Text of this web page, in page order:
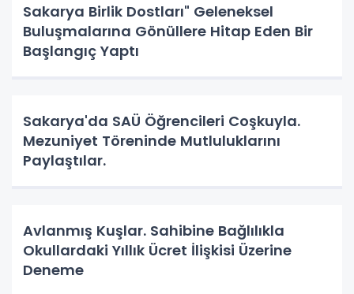
Sakarya Birlik Dostları" Geleneksel
Buluşmalarına Gönüllere Hitap Eden Bir
Başlangıç Yaptı
Sakarya'da SAÜ Öğrencileri Coşkuyla.
Mezuniyet Töreninde Mutluluklarını
Paylaştılar.
Avlanmış Kuşlar. Sahibine Bağlılıkla
Okullardaki Yıllık Ücret İlişkisi Üzerine
Deneme